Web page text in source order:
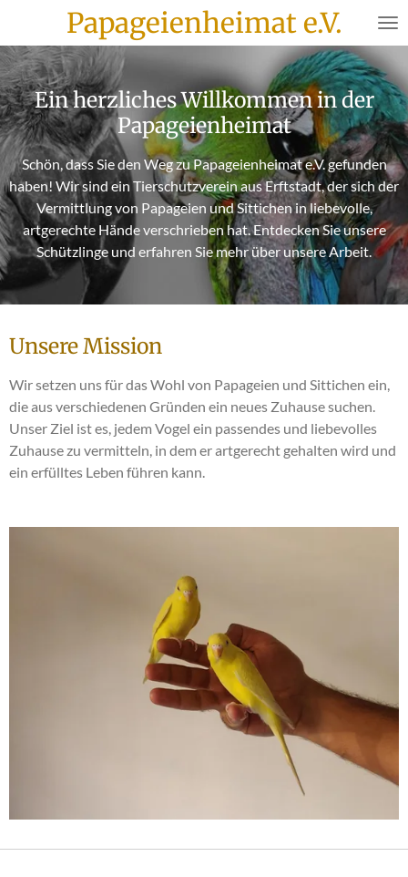
springen
Papageienheimat e.V.
Ein herzliches Willkommen in der
Papageienheimat
Schön, dass Sie den Weg zu Papageienheimat e.V. gefunden
haben! Wir sind ein Tierschutzverein aus Erftstadt, der sich der
Vermittlung von Papageien und Sittichen in liebevolle,
artgerechte Hände verschrieben hat. Entdecken Sie unsere
Schützlinge und erfahren Sie mehr über unsere Arbeit.
Unsere Mission
Wir setzen uns für das Wohl von Papageien und Sittichen ein,
die aus verschiedenen Gründen ein neues Zuhause suchen.
Unser Ziel ist es, jedem Vogel ein passendes und liebevolles
Zuhause zu vermitteln, in dem er artgerecht gehalten wird und
ein erfülltes Leben führen kann.